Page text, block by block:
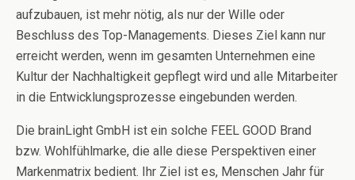
aufzubauen, ist mehr nötig, als nur der Wille oder
Beschluss des Top-Managements. Dieses Ziel kann nur
erreicht werden, wenn im gesamten Unternehmen eine
Kultur der Nachhaltigkeit gepflegt wird und alle Mitarbeiter
in die Entwicklungsprozesse eingebunden werden.
Die brainLight GmbH ist ein solche FEEL GOOD Brand
bzw. Wohlfühlmarke, die alle diese Perspektiven einer
Markenmatrix bedient. Ihr Ziel ist es, Menschen Jahr für